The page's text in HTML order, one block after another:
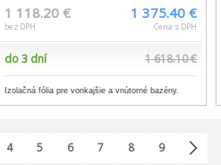
1 118.20 €
bez DPH
1 375.40 €
Cena s DPH
do 3 dní 1 618.10 €
Izolačná fólia pre vonkajšie a vnútorné bazény.
4 5 6 7 8 9